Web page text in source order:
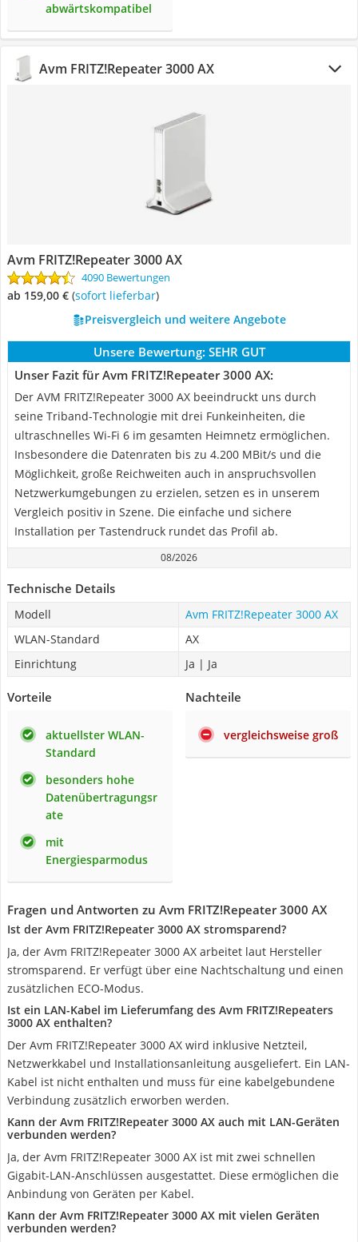
abwärtskompatibel
Avm FRITZ!Repeater 3000 AX
Avm FRITZ!Repeater 3000 AX
4090 Bewertungen
ab 159,00 € ( Sofort lieferbar)
Preisvergleich und weitere Angebote
Unsere Bewertung: SEHR GUT
Unser Fazit für Avm FRITZ!Repeater 3000 AX:
Der AVM FRITZ!Repeater 3000 AX beeindruckt uns durch
seine Triband-Technologie mit drei Funkeinheiten, die
ultraschnelles Wi-Fi 6 im gesamten Heimnetz ermöglichen.
Insbesondere die Datenraten bis zu 4.200 MBit/s und die
Möglichkeit, große Reichweiten auch in anspruchsvollen
Netzwerkumgebungen zu erzielen, setzen es in unserem
Vergleich positiv in Szene. Die einfache und sichere
Installation per Tastendruck rundet das Profil ab.
08/2026
Technische Details
Modell
Avm FRITZ!Repeater 3000 AX
WLAN-Standard
AX
Einrichtung
Ja | Ja
Vorteile
aktuellster WLAN-
Standard
besonders hohe
Datenübertragungsr
ate
mit
Energiesparmodus
Nachteile
vergleichsweise groß
Fragen und Antworten zu Avm FRITZ!Repeater 3000 AX
Ist der Avm FRITZ!Repeater 3000 AX stromsparend?
Ja, der Avm FRITZ!Repeater 3000 AX arbeitet laut Hersteller
stromsparend. Er verfügt über eine Nachtschaltung und einen
zusätzlichen ECO-Modus.
Ist ein LAN-Kabel im Lieferumfang des Avm FRITZ!Repeaters
3000 AX enthalten?
Der Avm FRITZ!Repeater 3000 AX wird inklusive Netzteil,
Netzwerkkabel und Installationsanleitung ausgeliefert. Ein LAN-
Kabel ist nicht enthalten und muss für eine kabelgebundene
Verbindung zusätzlich erworben werden.
Kann der Avm FRITZ!Repeater 3000 AX auch mit LAN-Geräten
verbunden werden?
Ja, der Avm FRITZ!Repeater 3000 AX ist mit zwei schnellen
Gigabit-LAN-Anschlüssen ausgestattet. Diese ermöglichen die
Anbindung von Geräten per Kabel.
Kann der Avm FRITZ!Repeater 3000 AX mit vielen Geräten
verbunden werden?